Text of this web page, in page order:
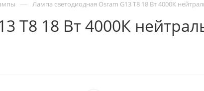
— Лампа светодиодная Osram G13 T8 18 Вт 4000К
T8 18 Вт 4000К